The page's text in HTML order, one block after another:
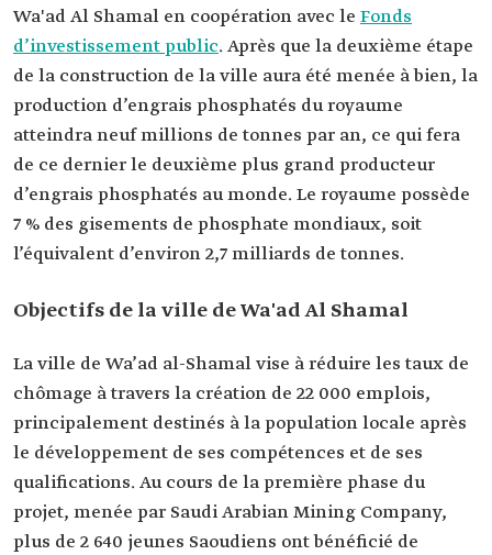
Wa'ad Al Shamal en coopération avec le Fonds
d’investissement public. Après que la deuxième étape
de la construction de la ville aura été menée à bien, la
production d’engrais phosphatés du royaume
atteindra neuf millions de tonnes par an, ce qui fera
de ce dernier le deuxième plus grand producteur
d’engrais phosphatés au monde. Le royaume possède
7 % des gisements de phosphate mondiaux, soit
l’équivalent d’environ 2,7 milliards de tonnes.
Objectifs de la ville de Wa'ad Al Shamal
La ville de Wa’ad al-Shamal vise à réduire les taux de
chômage à travers la création de 22 000 emplois,
principalement destinés à la population locale après
le développement de ses compétences et de ses
qualifications. Au cours de la première phase du
projet, menée par Saudi Arabian Mining Company,
plus de 2 640 jeunes Saoudiens ont bénéficié de